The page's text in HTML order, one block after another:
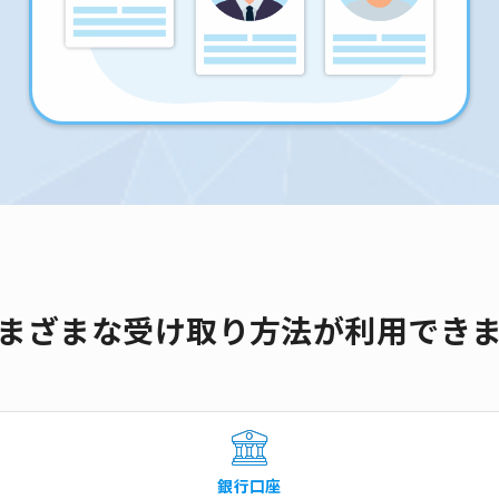
ざまな受け取り方法が利用でき
銀行口座